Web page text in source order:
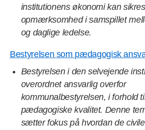
institutionens økonomi kan
opmærksomhed i samspillet
og daglige ledelse.
Bestyrelsen som pædagogisk
Bestyrelsen i den selvejende
overordnet ansvarlig overfor
kommunalbestyrelsen, i forhold
pædagogiske kvalitet. Denne
sætter fokus på hvordan de civile